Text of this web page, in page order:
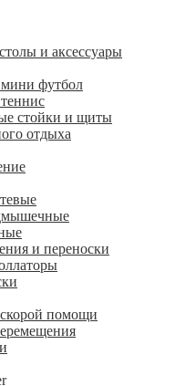
и аксессуары
футбол
стойки и щиты
отдыха
и переноски
помощи